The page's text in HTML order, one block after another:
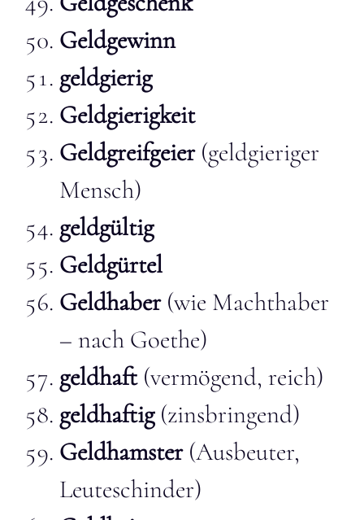
Geldgewinn
geldgierig
Geldgierigkeit
Geldgreifgeier(geldgieriger
Mensch)
geldgültig
Geldgürtel
Geldhaber(wie Machthaber
– nach Goethe)
geldhaft(vermögend, reich)
geldhaftig(zinsbringend)
Geldhamster(Ausbeuter,
Leuteschinder)